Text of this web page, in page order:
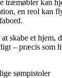
træmøbler kan
en reol kan
skabe et hjem,
– præcis som
sømpistoler